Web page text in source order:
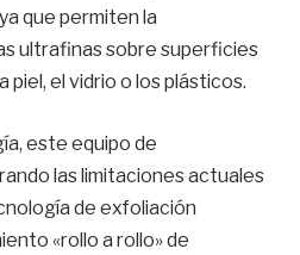
que permiten la
ultrafinas sobre superficies
piel, el vidrio o los plásticos.
este equipo de
las limitaciones actuales
de exfoliación
«rollo a rollo» de